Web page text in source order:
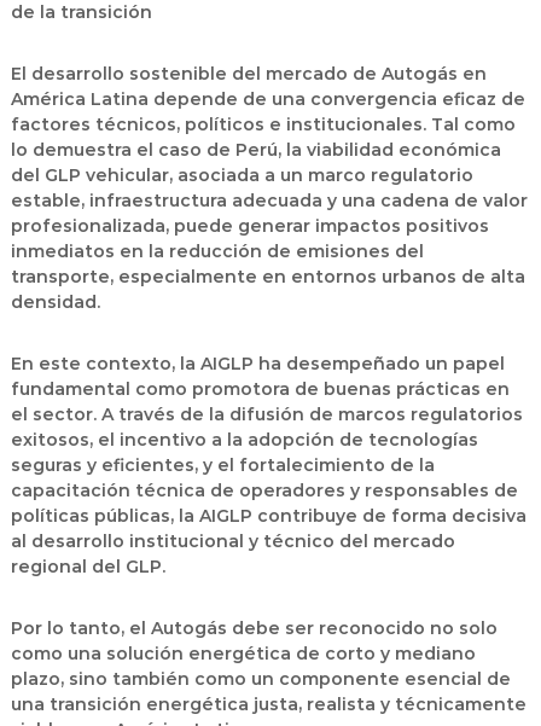
de la transición
El desarrollo sostenible del mercado de Autogás en
América Latina depende de una convergencia eficaz de
factores técnicos, políticos e institucionales. Tal como
lo demuestra el caso de Perú, la viabilidad económica
del GLP vehicular, asociada a un marco regulatorio
estable, infraestructura adecuada y una cadena de valor
profesionalizada, puede generar impactos positivos
inmediatos en la reducción de emisiones del
transporte, especialmente en entornos urbanos de alta
densidad.
En este contexto, la AIGLP ha desempeñado un papel
fundamental como promotora de buenas prácticas en
el sector. A través de la difusión de marcos regulatorios
exitosos, el incentivo a la adopción de tecnologías
seguras y eficientes, y el fortalecimiento de la
capacitación técnica de operadores y responsables de
políticas públicas, la AIGLP contribuye de forma decisiva
al desarrollo institucional y técnico del mercado
regional del GLP.
Por lo tanto, el Autogás debe ser reconocido no solo
como una solución energética de corto y mediano
plazo, sino también como un componente esencial de
una transición energética justa, realista y técnicamente